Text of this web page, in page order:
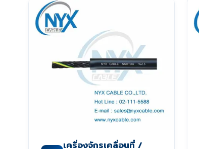
เครื่องจักรเคลื่อนที่ /